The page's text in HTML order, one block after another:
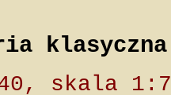
40, skala